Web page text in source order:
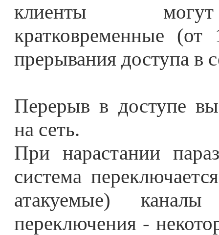
клиенты
кратковременные
прерывания доступа в
Перерыв в доступе
на сеть.
При нарастании
система
атакуемые)
переключения -